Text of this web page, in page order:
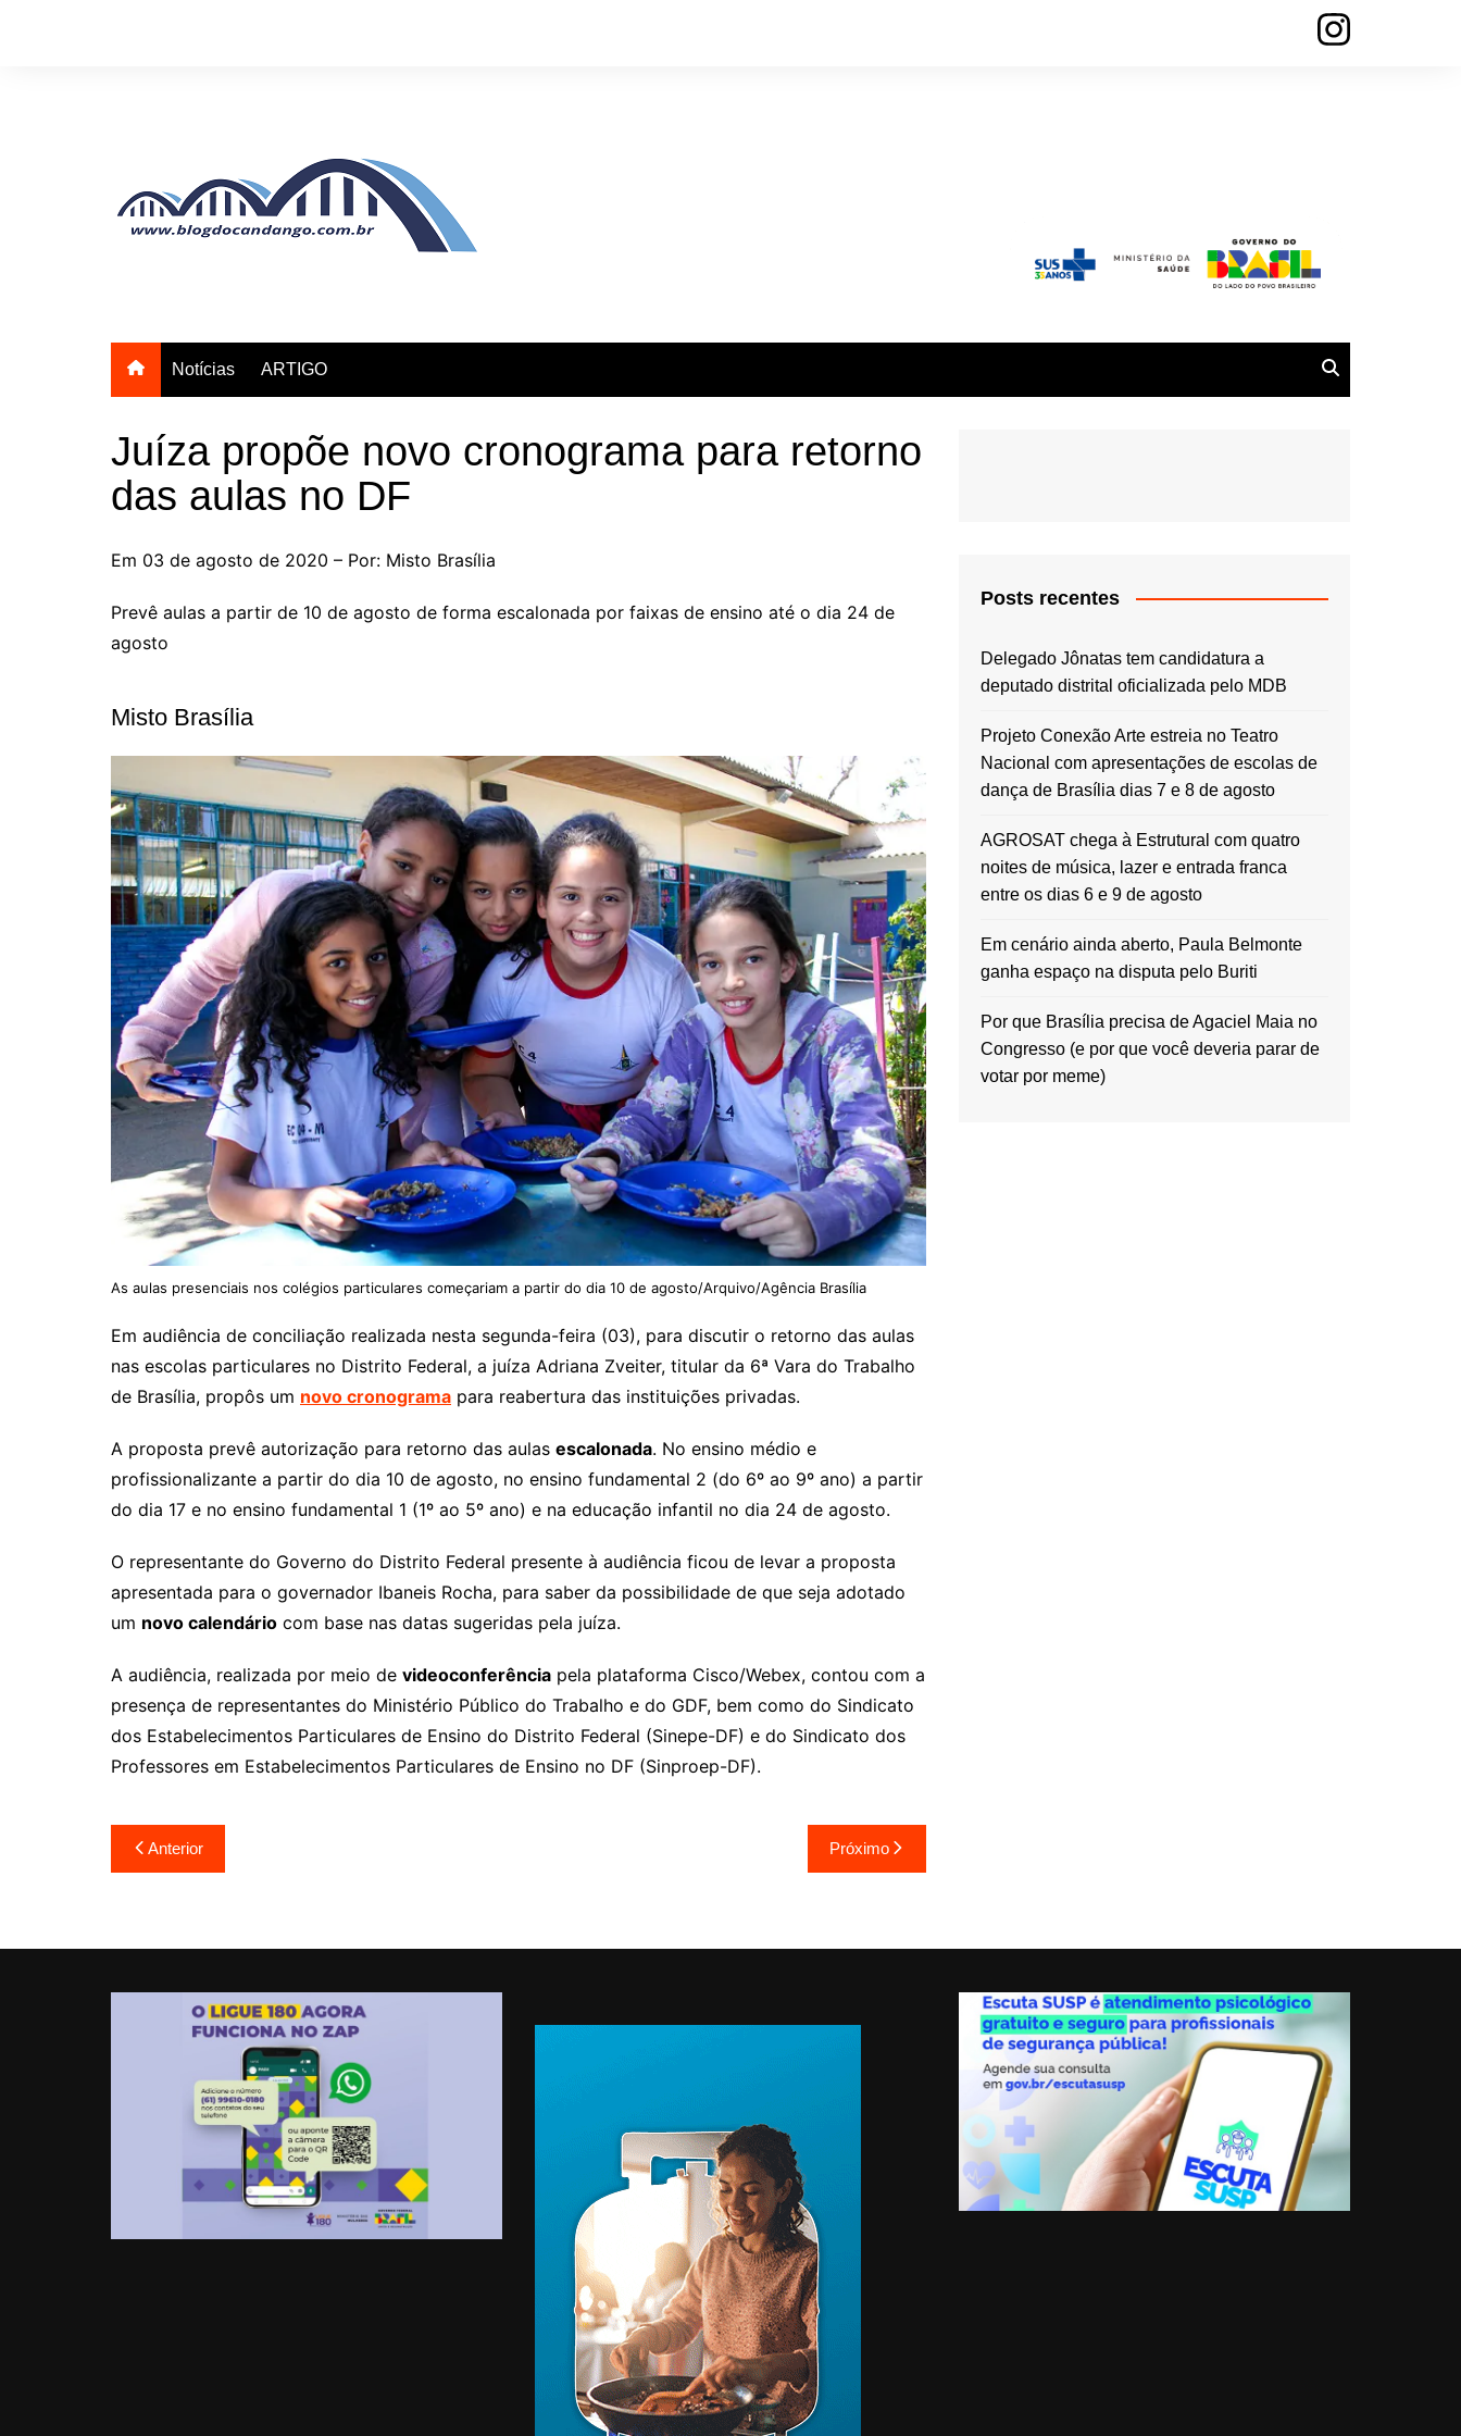
Notícias ARTIGO
Juíza propõe novo cronograma para retorno
das aulas no DF
Em 03 de agosto de 2020 – Por: Misto Brasília
Prevê aulas a partir de 10 de agosto de forma escalonada por faixas de ensino até o dia 24 de
agosto
Misto Brasília
As aulas presenciais nos colégios particulares começariam a partir do dia 10 de agosto/Arquivo/Agência Brasília
Em audiência de conciliação realizada nesta segunda-feira (03), para discutir o retorno das aulas
nas escolas particulares no Distrito Federal, a juíza Adriana Zveiter, titular da 6ª Vara do Trabalho
de Brasília, propôs um novo cronograma para reabertura das instituições privadas.
A proposta prevê autorização para retorno das aulas escalonada. No ensino médio e
profissionalizante a partir do dia 10 de agosto, no ensino fundamental 2 (do 6º ao 9º ano) a partir
do dia 17 e no ensino fundamental 1 (1º ao 5º ano) e na educação infantil no dia 24 de agosto.
O representante do Governo do Distrito Federal presente à audiência ficou de levar a proposta
apresentada para o governador Ibaneis Rocha, para saber da possibilidade de que seja adotado
um novo calendário com base nas datas sugeridas pela juíza.
A audiência, realizada por meio de videoconferência pela plataforma Cisco/Webex, contou com a
presença de representantes do Ministério Público do Trabalho e do GDF, bem como do Sindicato
dos Estabelecimentos Particulares de Ensino do Distrito Federal (Sinepe-DF) e do Sindicato dos
Professores em Estabelecimentos Particulares de Ensino no DF (Sinproep-DF).
Navegação
de
Anterior Próximo
Posts recentes
Delegado Jônatas tem candidatura a
deputado distrital oficializada pelo MDB
Projeto Conexão Arte estreia no Teatro
Nacional com apresentações de escolas de
dança de Brasília dias 7 e 8 de agosto
AGROSAT chega à Estrutural com quatro
noites de música, lazer e entrada franca
entre os dias 6 e 9 de agosto
Em cenário ainda aberto, Paula Belmonte
ganha espaço na disputa pelo Buriti
Por que Brasília precisa de Agaciel Maia no
Congresso (e por que você deveria parar de
votar por meme)